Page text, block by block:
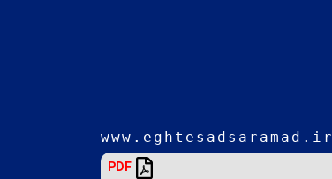
www.eghtesadsaramad.ir
PDF